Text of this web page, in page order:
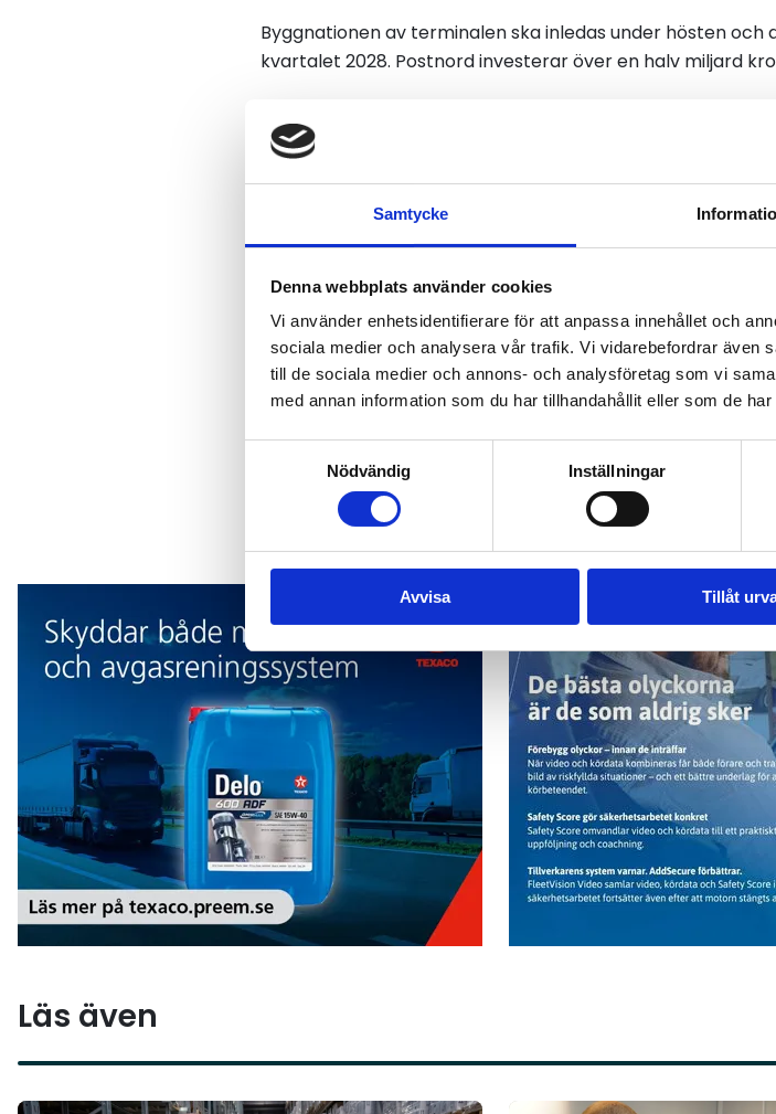
Samtycke
Denna webbplats använder cookies
Vi använder enhetsidentifierare för att anpassa innehållet och
sociala medier och analysera vår trafik. Vi vidarebefordrar även
till de sociala medier och annons- och analysföretag som vi
med annan information som du har tillhandahållit eller som de
Nödvändig
Inställningar
Avvisa Tillåt
Byggnationen av terminalen ska inledas under hösten
kvartalet 2028. Postnord investerar över en halv miljard
växande paketmarknad. Svensk e-handel omsatte i fjol
avmattning. Jag ser terminalen som en hub ut mot övriga
Tipsa redaktionen!
Tipsa oss om händelser, ämnen eller frågor som är
Läs även